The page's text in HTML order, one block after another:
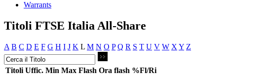
Warrants
Titoli FTSE Italia All-Share
A B C D E F G H I J K L M N O P Q R S T U V W X Y Z
Titoli Uffic. Min Max Flash Ora flash %Fl/Ri